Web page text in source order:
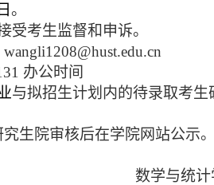
日 。
受考生监督和申诉。
wangli1208@hust.edu.cn
办公时间
与拟招生计划内的待录取考
生院审核后在学院网站公示
数学与统